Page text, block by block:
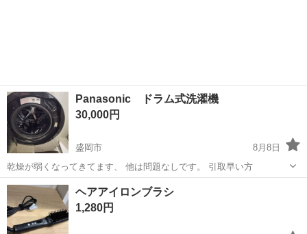
Panasonic ドラム式洗濯機
30,000円
盛岡市
8月8日
乾燥が弱くなってきてます、 他は問題なしです。 引取早い方
岩手 盛岡市 生活家電 ドラム式洗濯機
ヘアアイロンブラシ
1,280円